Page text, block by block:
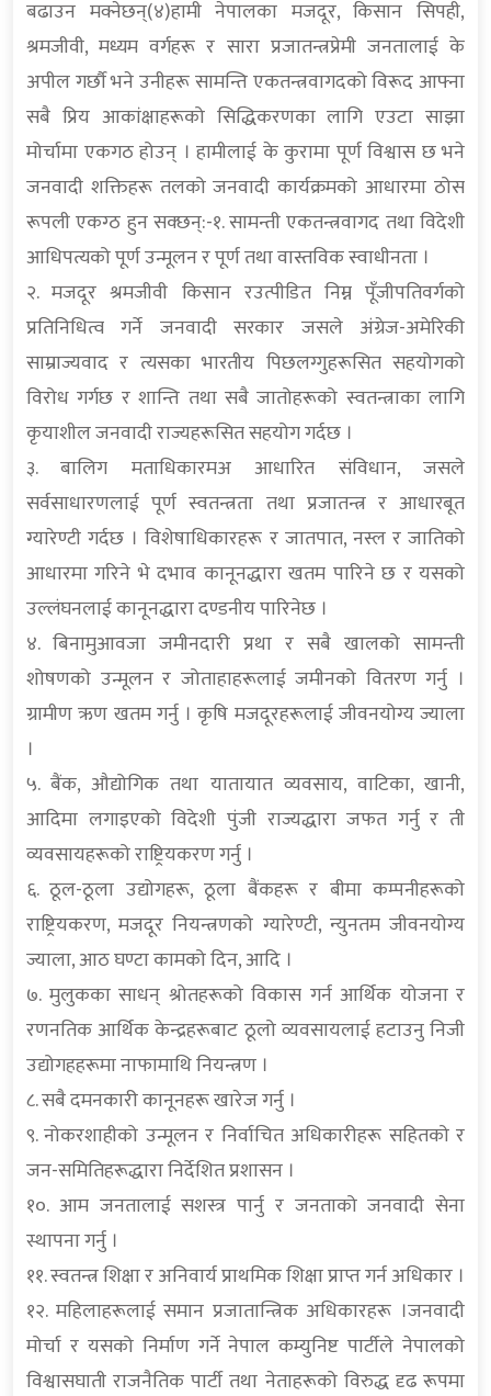
२. मजदूर श्रमजीवी किसान रउत्पीडित निम्न पूँजीपतिवर्गको
प्रतिनिधित्व गर्ने जनवादी सरकार जसले अंग्रेज-अमेरिकी
साम्राज्यवाद र त्यसका भारतीय पिछलग्गुहरूसित सहयोगको
विरोध गर्गछ र शान्ति तथा सबै जातोहरूको स्वतन्त्राका लागि
कृयाशील जनवादी राज्यहरूसित सहयोग गर्दछ ।
३. बालिग मताधिकारमअ आधारित संविधान, जसले
सर्वसाधारणलाई पूर्ण स्वतन्त्रता तथा प्रजातन्त्र र आधारबूत
ग्यारेण्टी गर्दछ । विशेषाधिकारहरू र जातपात, नस्ल र जातिको
आधारमा गरिने भे दभाव कानूनद्धारा खतम पारिने छ र यसको
उल्लंघनलाई कानूनद्धारा दण्डनीय पारिनेछ ।
४. बिनामुआवजा जमीनदारी प्रथा र सबै खालको सामन्ती
शोषणको उन्मूलन र जोताहाहरूलाई जमीनको वितरण गर्नु ।
ग्रामीण ऋण खतम गर्नु । कृषि मजदूरहरूलाई जीवनयोग्य ज्याला
।
५. बैंक, औद्योगिक तथा यातायात व्यवसाय, वाटिका, खानी,
आदिमा लगाइएको विदेशी पुंजी राज्यद्धारा जफत गर्नु र ती
व्यवसायहरूको राष्ट्रियकरण गर्नु ।
६. ठूल-ठूला उद्योगहरू, ठूला बैंकहरू र बीमा कम्पनीहरूको
राष्ट्रियकरण, मजदूर नियन्त्रणको ग्यारेण्टी, न्युनतम जीवनयोग्य
ज्याला, आठ घण्टा कामको दिन, आदि ।
७. मुलुकका साधन् श्रोतहरूको विकास गर्न आर्थिक योजना र
रणनतिक आर्थिक केन्द्रहरूबाट ठूलो व्यवसायलाई हटाउनु निजी
उद्योगहहरूमा नाफामाथि नियन्त्रण ।
८. सबै दमनकारी कानूनहरू खारेज गर्नु ।
९. नोकरशाहीको उन्मूलन र निर्वाचित अधिकारीहरू सहितको र
जन-समितिहरूद्धारा निर्देशित प्रशासन ।
१०. आम जनतालाई सशस्त्र पार्नु र जनताको जनवादी सेना
स्थापना गर्नु ।
११. स्वतन्त्र शिक्षा र अनिवार्य प्राथमिक शिक्षा प्राप्त गर्न अधिकार ।
१२. महिलाहरूलाई समान प्रजातान्त्रिक अधिकारहरू ।जनवादी
मोर्चा र यसको निर्माण गर्ने नेपाल कम्युनिष्ट पार्टीले नेपालको
विश्वासघाती राजनैतिक पार्टी तथा नेताहरूको विरुद्ध दृढ रूपमा